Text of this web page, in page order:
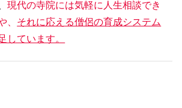
現代の寺院には気軽に人生相談でき
、 それに応える僧侶の育成システム
しています。